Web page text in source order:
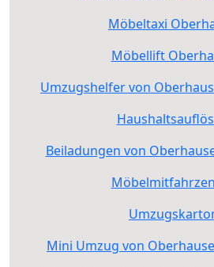
Möbeltaxi
Möbellift
Umzugshelfer von
Beiladungen von
Mini Umzug von